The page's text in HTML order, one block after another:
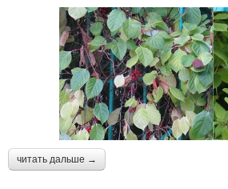
читать дальше →